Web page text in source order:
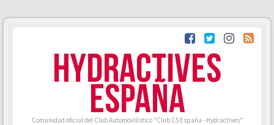
HYDRACTIVES
ESPAÑA
Comunidad oficial del Club Automovilístico "Club C5 España - Hydractives"